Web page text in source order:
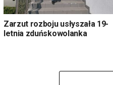
Zarzut rozboju usłyszała 19-
letnia zduńskowolanka